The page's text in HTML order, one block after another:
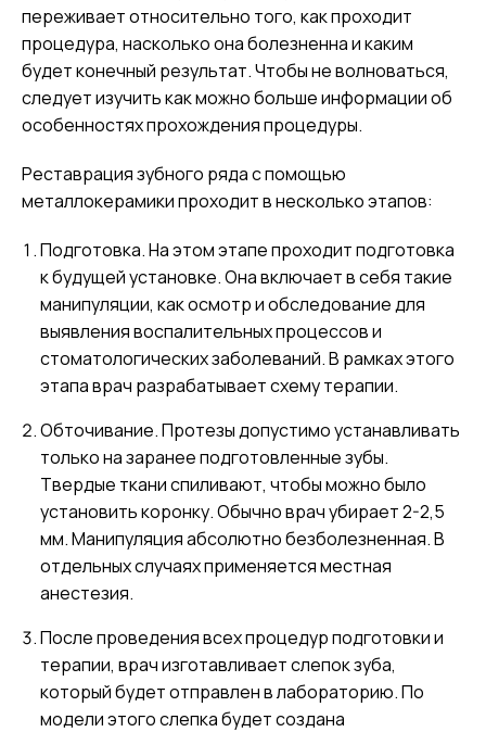
переживает относительно того, как проходит
процедура, насколько она болезненна и каким
будет конечный результат. Чтобы не волноваться,
следует изучить как можно больше информации об
особенностях прохождения процедуры.
Реставрация зубного ряда с помощью
металлокерамики проходит в несколько этапов:
Подготовка. На этом этапе проходит подготовка
к будущей установке. Она включает в себя такие
манипуляции, как осмотр и обследование для
выявления воспалительных процессов и
стоматологических заболеваний. В рамках этого
этапа врач разрабатывает схему терапии.
Обточивание. Протезы допустимо устанавливать
только на заранее подготовленные зубы.
Твердые ткани спиливают, чтобы можно было
установить коронку. Обычно врач убирает 2-2,5
мм. Манипуляция абсолютно безболезненная. В
отдельных случаях применяется местная
анестезия.
После проведения всех процедур подготовки и
терапии, врач изготавливает слепок зуба,
который будет отправлен в лабораторию. По
модели этого слепка будет создана